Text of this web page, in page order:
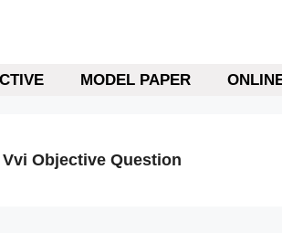
MODEL PAPER
Objective Question